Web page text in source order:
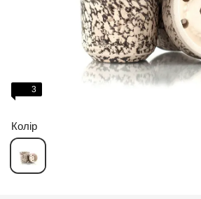
3
Колір